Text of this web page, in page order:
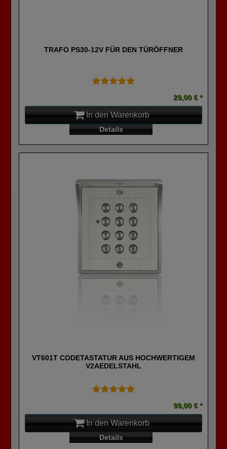
TRAFO PS30-12V FÜR DEN TÜRÖFFNER
29,00 € *
In den Warenkorb
Details
VT601T CODETASTATUR AUS HOCHWERTIGEM
V2AEDELSTAHL
99,00 € *
In den Warenkorb
Details